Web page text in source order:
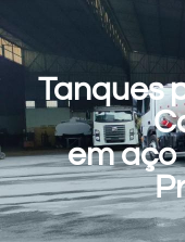
Tanques
em aço